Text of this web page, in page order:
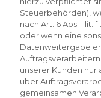
Steuerbehörden),
nach Art. 6 Abs. 1
oder wenn eine
Datenweitergabe
unserer Kunden nur
über
gemeinsamen